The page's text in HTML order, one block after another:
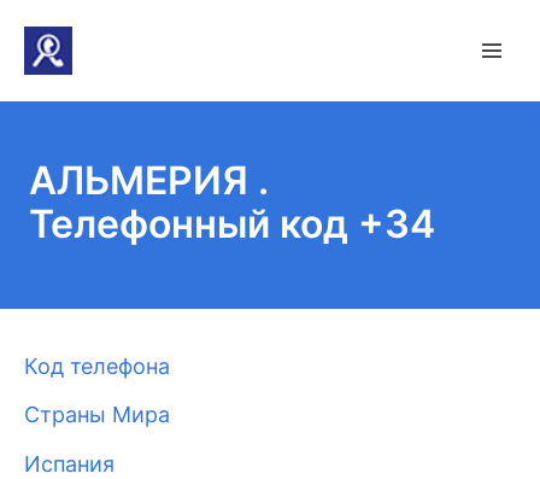
АЛЬМЕРИЯ .
Телефонный код +34
Код телефона
Страны Мира
Испания